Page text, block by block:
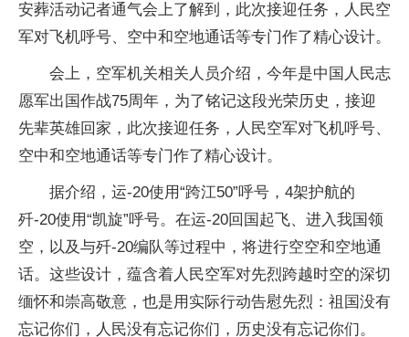
安葬活动记者通气会上了解到，此次接迎任务，人民空
军对飞机呼号、空中和空地通话等专门作了精心设计。
会上，空军机关相关人员介绍，今年是中国人民志
愿军出国作战75周年，为了铭记这段光荣历史，接迎
先辈英雄回家，此次接迎任务，人民空军对飞机呼号、
空中和空地通话等专门作了精心设计。
据介绍，运-20使用“跨江50”呼号，4架护航的
歼-20使用“凯旋”呼号。在运-20回国起飞、进入我国领
空，以及与歼-20编队等过程中，将进行空空和空地通
话。这些设计，蕴含着人民空军对先烈跨越时空的深切
缅怀和崇高敬意，也是用实际行动告慰先烈：祖国没有
忘记你们，人民没有忘记你们，历史没有忘记你们。